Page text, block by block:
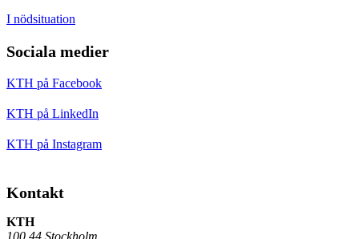
I nödsituation
Sociala medier
KTH på Facebook
KTH på LinkedIn
KTH på Instagram
Kontakt
KTH
100 44 Stockholm